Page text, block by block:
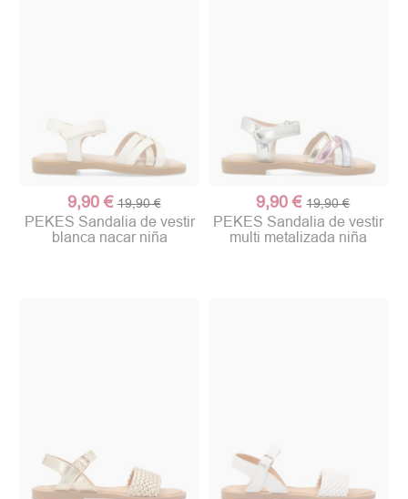
9,90 € 19,90 €
PEKES Sandalia de vestir
blanca nacar niña
9,90 € 19,90 €
PEKES Sandalia de vestir
multi metalizada niña